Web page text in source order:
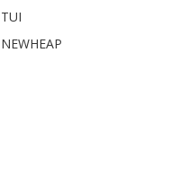
TUI
NEWHEAP